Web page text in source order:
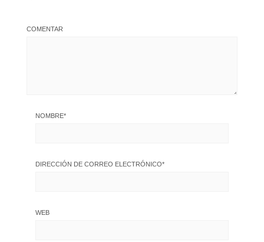
COMENTAR
NOMBRE*
DIRECCIÓN DE CORREO ELECTRÓNICO*
WEB